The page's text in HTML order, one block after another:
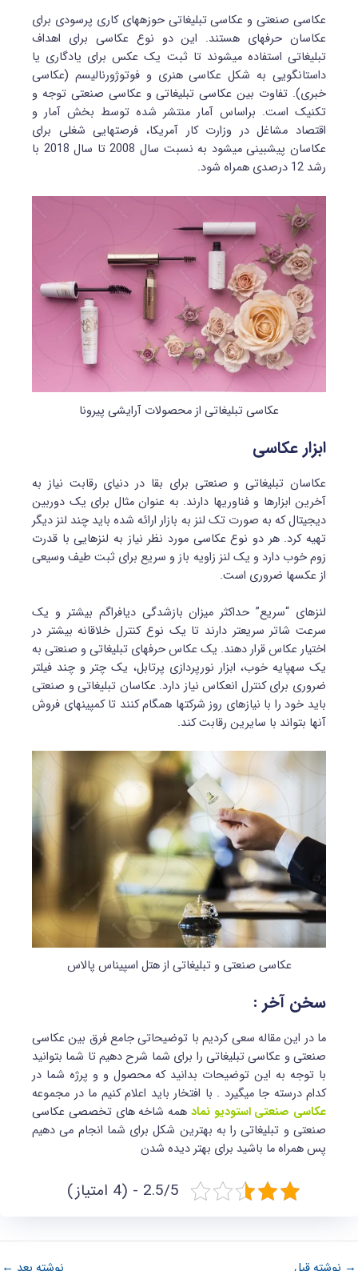
عکاسی صنعتی و عکاسی تبلیغاتی حوز‎ه‎های کاری پرسودی برای
عکاسان حرفه‎ای هستند. این دو نوع عکاسی برای اهداف
تبلیغاتی استفاده می‎شوند تا ثبت یک عکس برای یادگاری یا
داستان‎گویی به شکل عکاسی هنری و فوتوژورنالیسم (عکاسی
خبری). تفاوت بین عکاسی تبلیغاتی و عکاسی صنعتی توجه و
تکنیک است. براساس آمار منتشر شده توسط بخش آمار و
اقتصاد مشاغل در وزارت کار آمریکا، فرصت‎هایی شغلی برای
عکاسان پیش‎بینی می‎شود به نسبت سال 2008 تا سال 2018 با
رشد 12 درصدی همراه شود.
عکاسی تبلیغاتی از محصولات آرایشی پیرونا
ابزار عکاسی
عکاسان تبلیغاتی و صنعتی برای بقا در دنیای رقابت نیاز به
آخرین ابزارها و فناوری‎ها دارند. به عنوان مثال برای یک دوربین
دیجیتال که به صورت تک لنز به بازار ارائه شده باید چند لنز دیگر
تهیه کرد. هر دو نوع عکاسی مورد نظر نیاز به لنزهایی با قدرت
زوم خوب دارد و یک لنز زاویه باز و سریع برای ثبت طیف وسیعی
از عکس‎ها ضروری است.
لنزهای “سریع” حداکثر میزان بازشدگی دیافراگم بیشتر و یک
سرعت شاتر سریع‎تر دارند تا یک نوع کنترل خلاقانه بیشتر در
اختیار عکاس قرار دهند. یک عکاس حرفه‎ای تبلیغاتی و صنعتی به
یک سه‎پایه خوب، ابزار نورپردازی پرتابل، یک چتر و چند فیلتر
ضروری برای کنترل انعکاس نیاز دارد. عکاسان تبلیغاتی و صنعتی
باید خود را با نیازهای روز شرکت‎ها همگام کنند تا کمپین‎های فروش
آن‎ها بتواند با سایرین رقابت کند.
عکاسی صنعتی و تبلیغاتی از هتل اسپیناس پالاس
سخن آخر :
ما در این مقاله سعی کردیم با توضیحاتی جامع فرق بین عکاسی
صنعتی و عکاسی تبلیغاتی را برای شما شرح دهیم تا شما بتوانید
با توجه به این توضیحات بدانید که محصول و و پرژه شما در
کدام درسته جا میگیرد . با افتخار باید اعلام کنیم ما در مجموعه
عکاسی صنعتی استودیو نماد همه شاخه های تخصصی عکاسی
صنعتی و تبلیغاتی را به بهترین شکل برای شما انجام می دهیم
پس همراه ما باشید برای بهتر دیده شدن
2.5/5 - (4 امتیاز)